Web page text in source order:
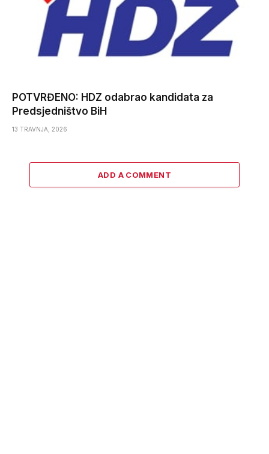
POTVRĐENO: HDZ odabrao kandidata za
Predsjedništvo BiH
13 TRAVNJA, 2026
ADD A COMMENT